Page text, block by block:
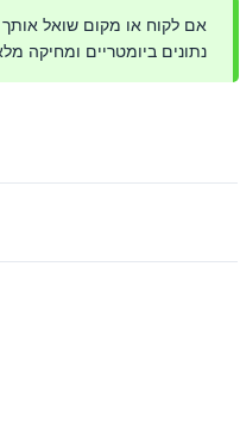
אם לקוח או מקום שואל
נתונים ביומטריים ומחיקה